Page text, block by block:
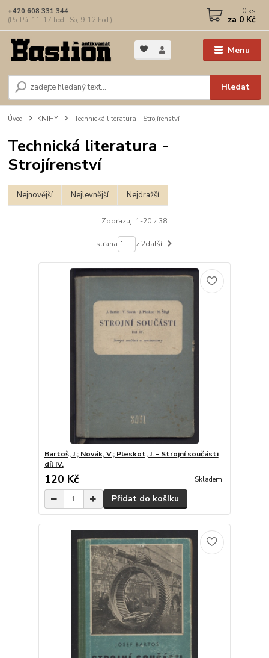
Menu
Hledat
+420 608 331 344
(Po-Pá, 11-17 hod.; So, 9-12 hod.)
0 ks
za 0 Kč
Úvod KNIHY Technická literatura - Strojírenství
Technická literatura -
Strojírenství
Nejnovější Nejlevnější Nejdražší
Zobrazuji 1-20 z 38
strana z 2další
Bartoš, J.; Novák, V.; Pleskot, J. - Strojní součásti
díl IV.
120 Kč Skladem
Přidat do košíku